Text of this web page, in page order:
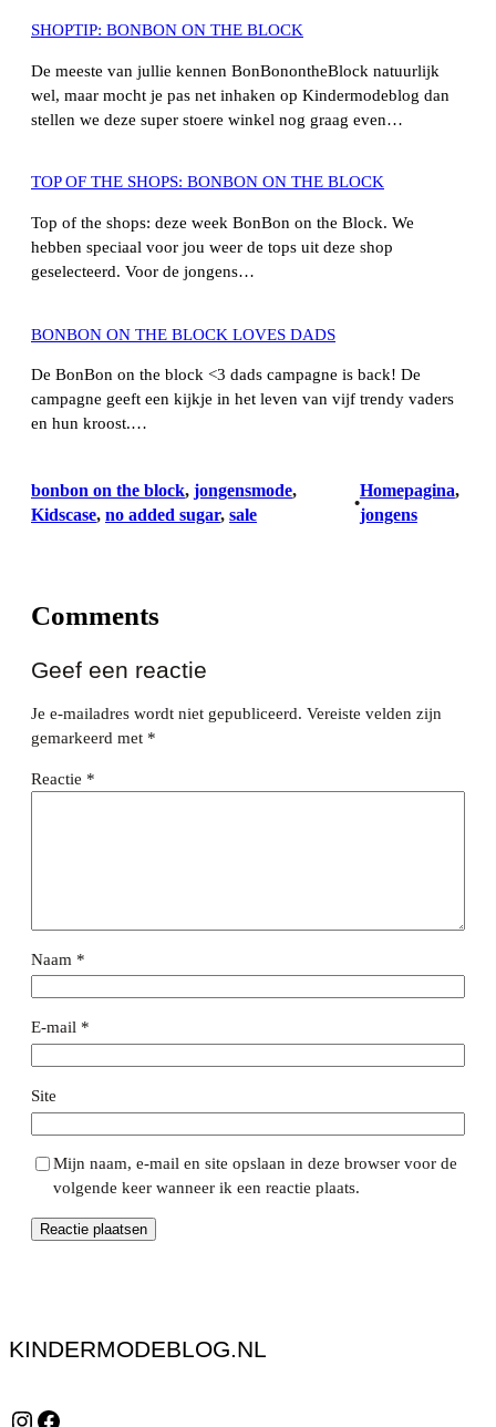
SHOPTIP: BONBON ON THE BLOCK
De meeste van jullie kennen BonBonontheBlock natuurlijk
wel, maar mocht je pas net inhaken op Kindermodeblog dan
stellen we deze super stoere winkel nog graag even…
TOP OF THE SHOPS: BONBON ON THE BLOCK
Top of the shops: deze week BonBon on the Block. We
hebben speciaal voor jou weer de tops uit deze shop
geselecteerd. Voor de jongens…
BONBON ON THE BLOCK LOVES DADS
De BonBon on the block <3 dads campagne is back! De
campagne geeft een kijkje in het leven van vijf trendy vaders
en hun kroost.…
bonbon on the block, jongensmode
Kidscase, no added sugar, sale
•
Homepagina ,
jongens
Comments
Geef een reactie
Je e-mailadres wordt niet gepubliceerd. Vereiste velden zijn
gemarkeerd met *
Reactie *
Naam *
E-mail *
Site
Mijn naam, e-mail en site opslaan in deze browser voor de
volgende keer wanneer ik een reactie plaats.
KINDERMODEBLOG.NL
Instagram Facebook